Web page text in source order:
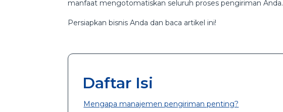
manfaat mengotomatiskan seluruh proses pengiriman Anda.
Persiapkan bisnis Anda dan baca artikel ini!
Daftar Isi
Mengapa manajemen pengiriman penting?